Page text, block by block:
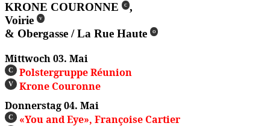
KRONE COURONNE C ,
Voirie
V
& Obergasse / La Rue Haute O
Mittwoch 03. Mai
C Polstergruppe Réunion
V
Krone Couronne
Donnerstag 04. Mai
C «You and Eye», Françoise Cartier